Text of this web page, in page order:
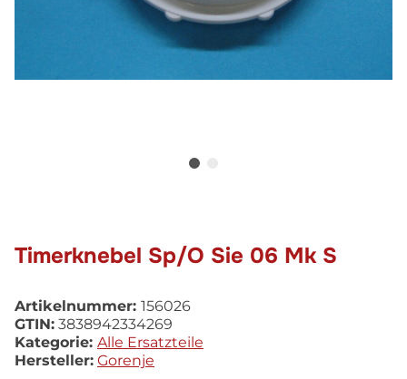
Timerknebel Sp/O Sie 06 Mk S
Artikelnummer: 156026
GTIN: 3838942334269
Kategorie: Alle Ersatzteile
Hersteller: Gorenje